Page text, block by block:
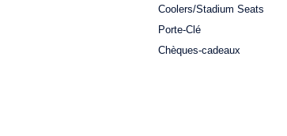
Coolers/Stadium Seats
Porte-Clé
Chèques-cadeaux